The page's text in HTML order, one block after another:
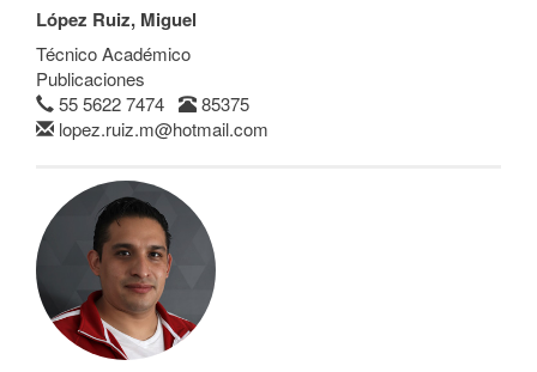
López Ruiz, Miguel
Técnico Académico
Publicaciones
55 5622 7474
85375
lopez.ruiz.m@hotmail.com